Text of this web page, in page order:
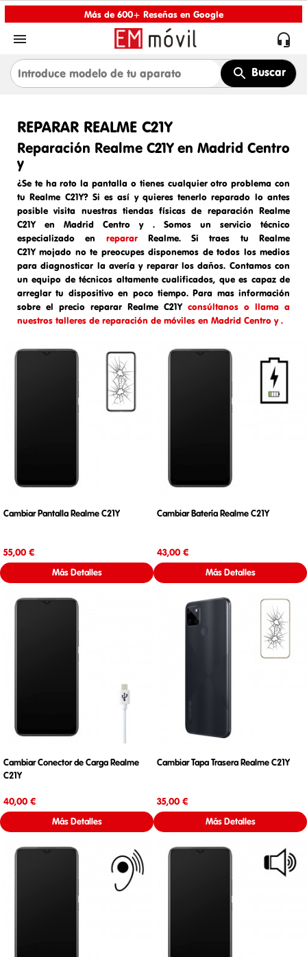
Más de 600+ Reseñas en Google
 
Buscar
REPARAR REALME C21Y
Reparación Realme C21Y en Madrid Centro
y
¿Se te ha roto la pantalla o tienes cualquier otro problema con
tu Realme C21Y? Si es así y quieres tenerlo reparado lo antes
posible visita nuestras tiendas físicas de reparación Realme
C21Y en Madrid Centro y . Somos un servicio técnico
especializado en repararRealme. Si traes tu
Realme
C21Y mojado no te preocupes disponemos de todos los medios
para diagnosticar la avería y reparar los daños. Contamos con
un equipo de técnicos altamente cualificados, que es capaz de
arreglar tu dispositivo en poco tiempo. Para mas información
sobre el precio reparar Realme C21Y consúltanos o llama a
nuestros talleres de reparación de móviles en Madrid Centro y .
Cambiar Pantalla Realme C21Y
55,00 €
Más Detalles
Cambiar Batería Realme C21Y
43,00 €
Más Detalles
Cambiar Conector de Carga Realme
C21Y
40,00 €
Más Detalles
Cambiar Tapa Trasera Realme C21Y
35,00 €
Más Detalles